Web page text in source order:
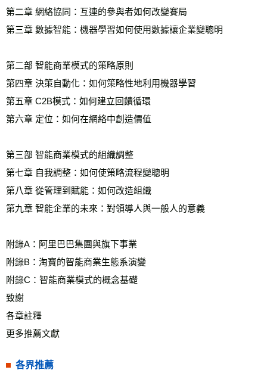
第二章 網絡協同：互連的參與者如何改變賽局
第三章 數據智能：機器學習如何使用數據讓企業變聰明
第二部 智能商業模式的策略原則
第四章 決策自動化：如何策略性地利用機器學習
第五章 C2B模式：如何建立回饋循環
第六章 定位：如何在網絡中創造價值
第三部 智能商業模式的組織調整
第七章 自我調整：如何使策略流程變聰明
第八章 從管理到賦能：如何改造組織
第九章 智能企業的未來：對領導人與一般人的意義
附錄A：阿里巴巴集團與旗下事業
附錄B：淘寶的智能商業生態系演變
附錄C：智能商業模式的概念基礎
致謝
各章註釋
更多推薦文獻
各界推薦